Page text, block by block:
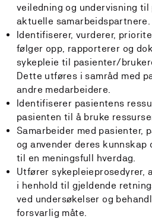
veiledning og undervisning til
aktuelle samarbeidspartnere.
Identifiserer, vurderer,
følger opp, rapporterer og
sykepleie til pasienter/
Dette utføres i samråd med
andre medarbeidere.
Identifiserer pasientens
pasienten til å bruke
Samarbeider med pasienter,
og anvender deres kunnskap
til en meningsfull hverdag.
Utfører sykepleieprosedyrer,
i henhold til gjeldende
ved undersøkelser og
forsvarlig måte.